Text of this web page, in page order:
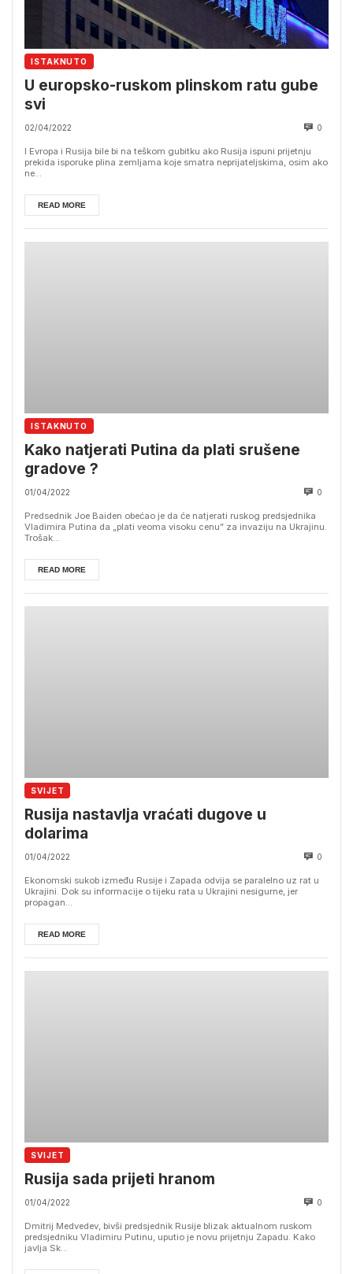
ISTAKNUTO
U europsko-ruskom plinskom ratu gube
svi
02/04/2022 0
I Evropa i Rusija bile bi na teškom gubitku ako Rusija ispuni prijetnju
prekida isporuke plina zemljama koje smatra neprijateljskima, osim ako
ne...
READ MORE
ISTAKNUTO
Kako natjerati Putina da plati srušene
gradove ?
01/04/2022 0
Predsednik Joe Baiden obećao je da će natjerati ruskog predsjednika
Vladimira Putina da „plati veoma visoku cenu” za invaziju na Ukrajinu.
Trošak...
READ MORE
SVIJET
Rusija nastavlja vraćati dugove u
dolarima
01/04/2022 0
Ekonomski sukob između Rusije i Zapada odvija se paralelno uz rat u
Ukrajini. Dok su informacije o tijeku rata u Ukrajini nesigurne, jer
propagan...
READ MORE
SVIJET
Rusija sada prijeti hranom
01/04/2022 0
Dmitrij Medvedev, bivši predsjednik Rusije blizak aktualnom ruskom
predsjedniku Vladimiru Putinu, uputio je novu prijetnju Zapadu. Kako
javlja Sk...